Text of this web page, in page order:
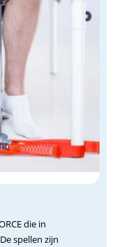
die in
spellen zijn